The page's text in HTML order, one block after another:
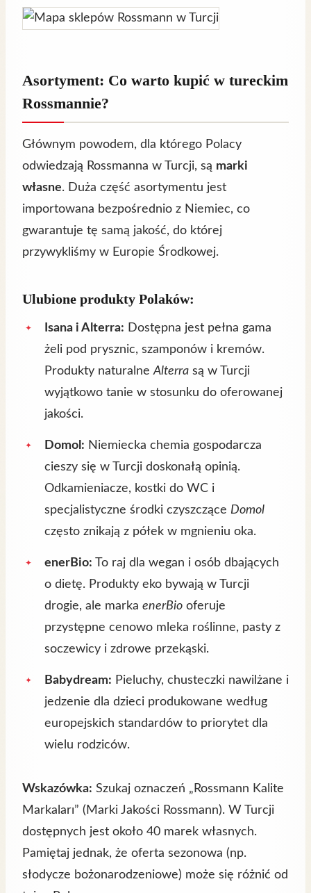
Asortyment: Co warto kupić w tureckim
Rossmannie?
Głównym powodem, dla którego Polacy
odwiedzają Rossmanna w Turcji, są marki
własne. Duża część asortymentu jest
importowana bezpośrednio z Niemiec, co
gwarantuje tę samą jakość, do której
przywykliśmy w Europie Środkowej.
Ulubione produkty Polaków:
Isana i Alterra: Dostępna jest pełna gama
żeli pod prysznic, szamponów i kremów.
Produkty naturalneAlterra są w Turcji
wyjątkowo tanie w stosunku do oferowanej
jakości.
Domol: Niemiecka chemia gospodarcza
cieszy się w Turcji doskonałą opinią.
Odkamieniacze, kostki do WC i
specjalistyczne środki czyszczące Domol
często znikają z półek w mgnieniu oka.
enerBio: To raj dla wegan i osób dbających
o dietę. Produkty eko bywają w Turcji
drogie, ale marka enerBio oferuje
przystępne cenowo mleka roślinne, pasty z
soczewicy i zdrowe przekąski.
Babydream: Pieluchy, chusteczki nawilżane i
jedzenie dla dzieci produkowane według
europejskich standardów to priorytet dla
wielu rodziców.
Wskazówka: Szukaj oznaczeń „Rossmann Kalite
Markaları” (Marki Jakości Rossmann). W Turcji
dostępnych jest około 40 marek własnych.
Pamiętaj jednak, że oferta sezonowa (np.
słodycze bożonarodzeniowe) może się różnić od